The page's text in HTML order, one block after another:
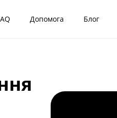
Допомога Блог